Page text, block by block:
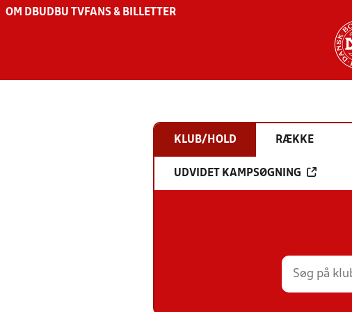
OM DBU DBU TV FANS & BILLETTER
KLUB/HOLD RÆKKE
UDVIDET KAMPSØGNING